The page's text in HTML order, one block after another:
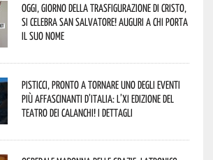
Oggi, giorno della Trasfigurazione di Cristo,
si celebra San Salvatore! Auguri a chi porta
il suo nome
Pisticci, pronto a tornare uno degli eventi
più affascinanti d’Italia: l’XI edizione del
Teatro dei Calanchi! I dettagli